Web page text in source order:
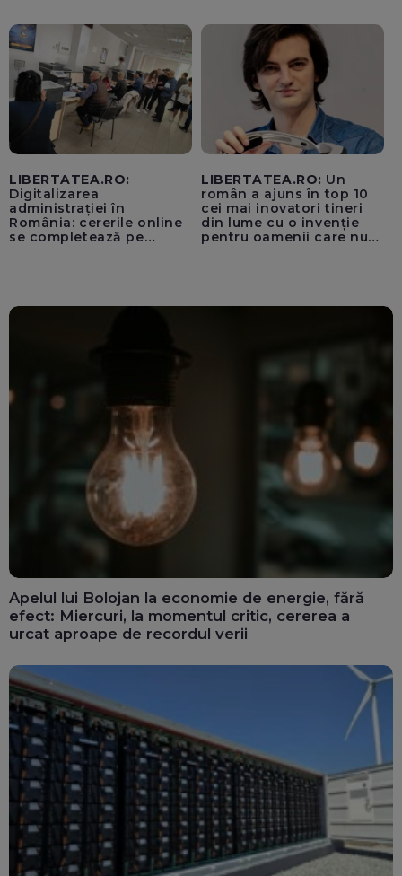
pentru instaurarea
„cenzurii” pe platforma X
LIBERTATEA.RO:
Digitalizarea
administrației în
România: cererile online
se completează pe
LIBERTATEA.RO: Un
român a ajuns în top 10
cei mai inovatori tineri
din lume cu o invenție
pentru oamenii care nu
Apelul lui Bolojan la economie de energie, fără
efect: Miercuri, la momentul critic, cererea a
urcat aproape de recordul verii